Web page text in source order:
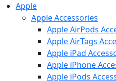
Apple
Apple Accessories
Apple AirPods
Apple AirTags
Apple iPad
Apple iPhone
Apple iPods